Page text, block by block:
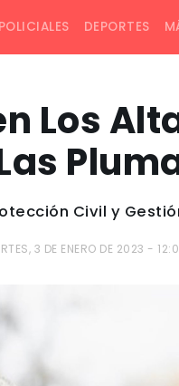
POLICIALES DEPORTES
Los
Civil y
3 DE ENERO DE 2023 -